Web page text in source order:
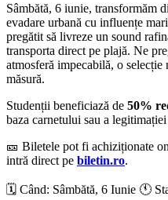
Sâmbătă, 6 iunie,
evadare urbană cu influențe
pregătit să livreze un sound
transporta direct pe plajă. Ne
atmosferă impecabilă, o
măsură.
Studenții beneficiază de 50%
baza carnetului sau a
🎫 Biletele pot fi achiziționate
intră direct pe biletin.ro.
🗓️ Când: Sâmbătă, 6 Iunie 🕚